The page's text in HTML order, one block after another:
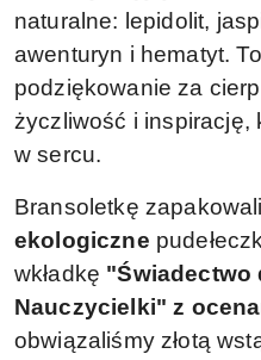
naturalne: lepidolit,
awenturyn i hematyt.
podziękowanie za
życzliwość i inspirację,
w sercu.
Bransoletkę
ekologiczne
wkładkę "Świadectwo
Nauczycielki" z
obwiązaliśmy złotą